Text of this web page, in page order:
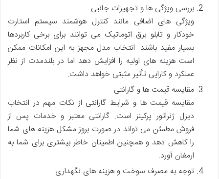
بررسی ویژگی ها و تجهیزات جانبی
ویژگی های اضافی مانند کنترل هوشمند سیستم استارت
خودکار و تابلو برق اتوماتیک می توانند برای برخی کاربردها
بسیار مفید باشند. انتخاب مدل مجهز به این امکانات ممکن
است هزینه های اولیه را افزایش دهد اما در بلندمدت از نظر
عملکرد و کارایی تأثیر مثبتی خواهد داشت.
مقایسه قیمت ها و گارانتی
مقایسه قیمت ها و شرایط گارانتی از نکات مهم در انتخاب
دیزل ژنراتور پرکینز است. گارانتی معتبر و خدمات پس از
فروش مطمئن می تواند در صورت بروز مشکل هزینه های شما
را کاهش دهد و همچنین اطمینان خاطر بیشتری برای شما به
ارمغان آورد.
توجه به مصرف سوخت و هزینه های نگهداری